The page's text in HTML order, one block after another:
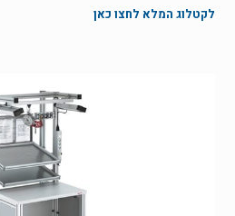
לקטלוג המלא לחצו כאן